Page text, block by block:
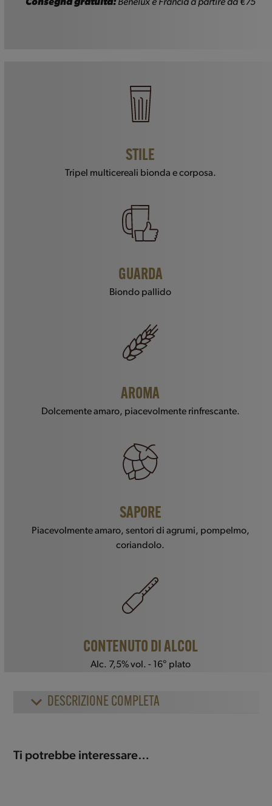
Consegna gratuita:Benelux e Francia a partire da €75
STILE
Tripel multicereali bionda e corposa.
GUARDA
Biondo pallido
AROMA
Dolcemente amaro, piacevolmente rinfrescante.
SAPORE
Piacevolmente amaro, sentori di agrumi, pompelmo,
coriandolo.
CONTENUTO DI ALCOL
Alc. 7,5% vol. - 16° plato
DESCRIZIONE COMPLETA
Ti potrebbe interessare…